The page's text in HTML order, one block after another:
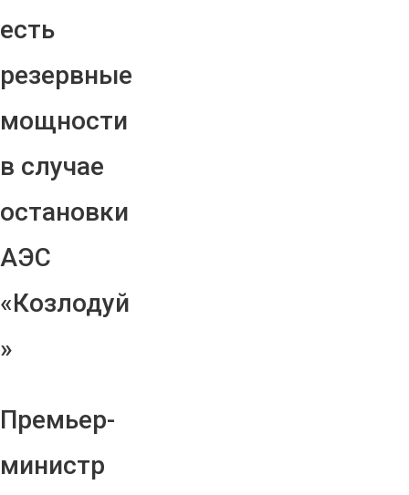
есть
резервные
мощности
в случае
остановки
АЭС
«Козлодуй
»
Премьер-
министр